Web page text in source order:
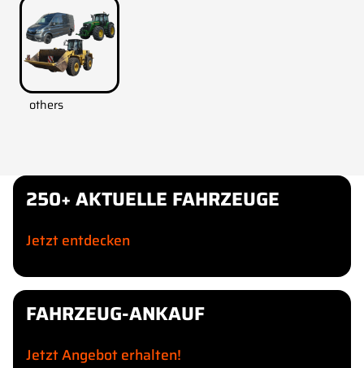
others
250+ AKTUELLE FAHRZEUGE
Jetzt entdecken
FAHRZEUG-ANKAUF
Jetzt Angebot erhalten!